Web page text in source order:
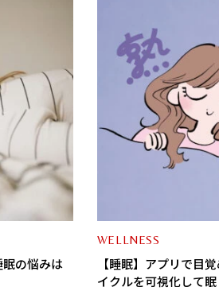
の悩みは
WELLNESS
【睡眠】アプリで目
イクルを可視化して